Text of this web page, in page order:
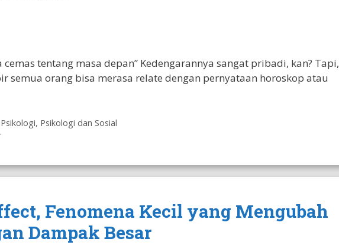
cemas tentang masa depan” Kedengarannya sangat pribadi, kan? Tapi,
semua orang bisa merasa relate dengan pernyataan horoskop atau
Psikologi, Psikologi dan Sosial
Fenomena Kecil yang Mengubah
Dampak Besar